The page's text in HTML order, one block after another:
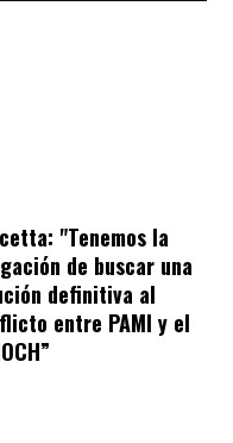
"Tenemos la
de buscar una
definitiva al
entre PAMI y el